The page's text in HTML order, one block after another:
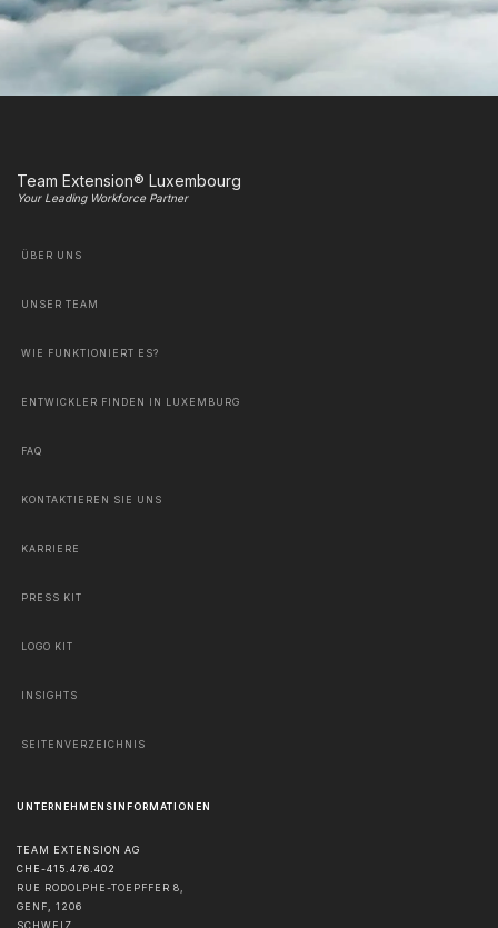
Team Extension® Luxembourg
Your Leading Workforce Partner
ÜBER UNS
UNSER TEAM
WIE FUNKTIONIERT ES?
ENTWICKLER FINDEN IN LUXEMBURG
FAQ
KONTAKTIEREN SIE UNS
KARRIERE
PRESS KIT
LOGO KIT
INSIGHTS
SEITENVERZEICHNIS
UNTERNEHMENSINFORMATIONEN
TEAM EXTENSION AG
CHE-415.476.402
RUE RODOLPHE-TOEPFFER 8,
GENF, 1206